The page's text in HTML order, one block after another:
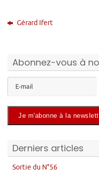
Gérard Ifert
Abonnez-vous à
Derniers articles
Sortie du N°56